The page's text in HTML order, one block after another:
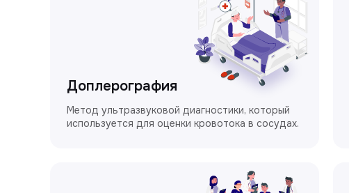
Доплерография
Метод ультразвуковой диагностики, который
используется для оценки кровотока в сосудах.